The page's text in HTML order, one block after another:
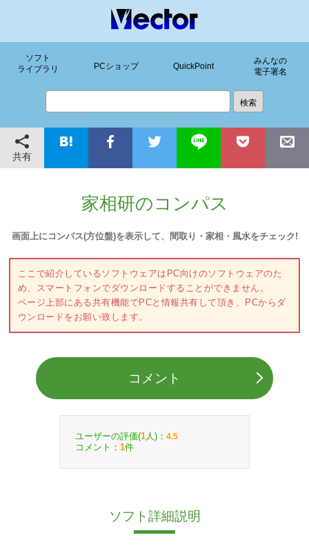
ソフト
ライブラリ
PCショップ QuickPoint
みんなの
電子署名
共有
家相研のコンパス
画面上にコンパス(方位盤)を表示して、間取り・家相・風水をチェック!
ここで紹介しているソフトウェアはPC向けのソフトウェアのた
め、スマートフォンでダウンロードすることができません。
ページ上部にある共有機能でPCと情報共有して頂き、PCからダ
ウンロードをお願い致します。
コメント
ユーザーの評価(1 人)： 4.5
コメント： 1件
ソフト詳細説明